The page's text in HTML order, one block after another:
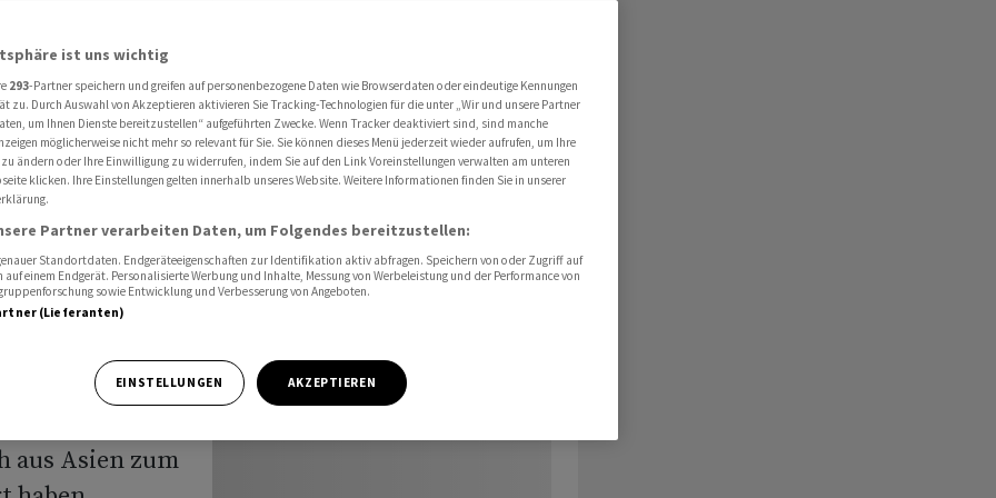
- Sonova nach Zahlen stark
Front -
stark
schwach
von
aus Asien zum
ist uns wichtig
293-Partner speichern und greifen auf personenbezogene Daten wie Browserdaten oder eindeutige Kennungen
zu. Durch Auswahl von Akzeptieren aktivieren Sie Tracking-Technologien für die unter „Wir und unsere Partner
um Ihnen Dienste bereitzustellen“ aufgeführten Zwecke. Wenn Tracker deaktiviert sind, sind manche
möglicherweise nicht mehr so relevant für Sie. Sie können dieses Menü jederzeit wieder aufrufen, um Ihre
ändern oder Ihre Einwilligung zu widerrufen, indem Sie auf den Link Voreinstellungen verwalten am unteren
klicken. Ihre Einstellungen gelten innerhalb unseres Website. Weitere Informationen finden Sie in unserer
Partner verarbeiten Daten, um Folgendes bereitzustellen:
Standortdaten. Endgeräteeigenschaften zur Identifikation aktiv abfragen. Speichern von oder Zugriff auf
einem Endgerät. Personalisierte Werbung und Inhalte, Messung von Werbeleistung und der Performance von
sowie Entwicklung und Verbesserung von Angeboten.
(Lieferanten)
EINSTELLUNGEN AKZEPTIEREN